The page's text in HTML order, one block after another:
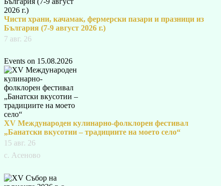
Чисти храни, качамак, фермерски пазари и празници из
България (7-9 август 2026 г.)
7 авг. 26
Events on 15.08.2026
XV Международен кулинарно-фолклорен фестивал
„Банатски вкусотии – традициите на моето село“
15 авг. 26
с. Асеново